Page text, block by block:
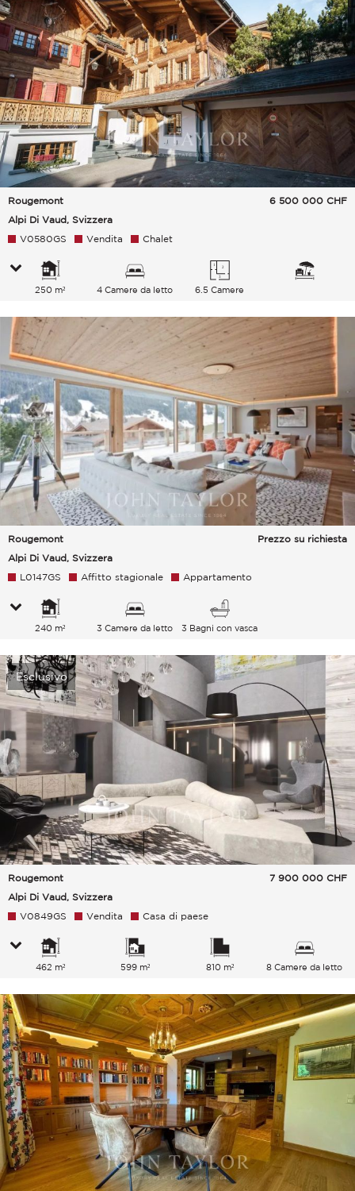
Rougemont
Alpi Di Vaud, Svizzera
6 500 000 CHF
V0580GS Vendita Chalet
250 m² 4 Camere da letto 6.5 Camere
Rougemont
Alpi Di Vaud, Svizzera
Prezzo su richiesta
L0147GS Affitto stagionale Appartamento
240 m² 3 Camere da letto 3 Bagni con vasca
Esclusivo
Rougemont
Alpi Di Vaud, Svizzera
7 900 000 CHF
V0849GS Vendita Casa di paese
462 m² 599 m² 810 m² 8 Camere da letto